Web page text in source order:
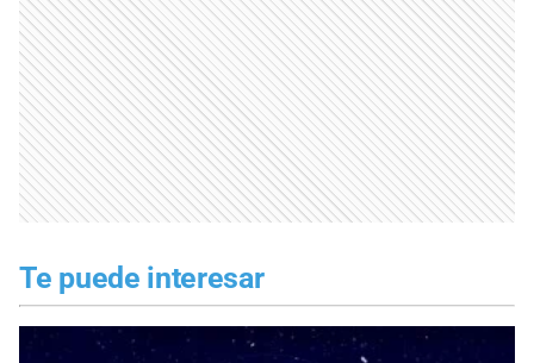
Te puede interesar